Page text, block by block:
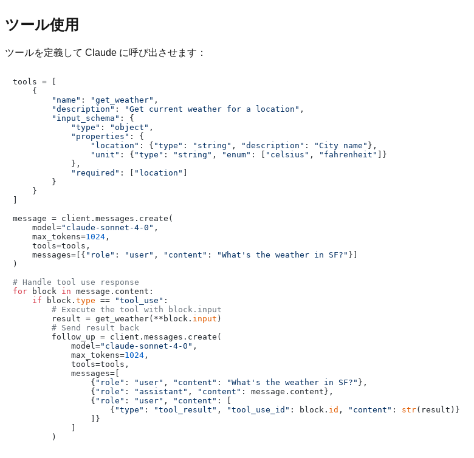
ツール使用
ツールを定義して Claude に呼び出させます：
tools = [
    {
"name" : "get_weather" ,
"description" : "Get current weather for a location" ,
"input_schema" : {
"type" : "object" ,
"properties" : {
"location" : { "type" : "string" , "description" : "City name" },
"unit" : { "type" : "string" , "enum" : [ "celsius" , "fahrenheit"
]}
            },
"required" : [ "location"
        }
    }
message = client.messages.create(
    model=
"claude-sonnet-4-0" ,
    max_tokens=
1024 ,
    tools=tools,
    messages=[{
"role" : "user" , "content" : "What's the weather in SF?" }]
)
# Handle tool use response
for block in message.content:
if block. type == "tool_use" :
# Execute the tool with block.input
        result = get_weather(**block.
input )
# Send result back
        follow_up = client.messages.create(
            model=
"claude-sonnet-4-0" ,
            max_tokens=
1024 ,
            tools=tools,
            messages=[
                {
"role" : "user" , "content" : "What's the weather in SF?" },
                {
"role" : "assistant" , "content" : message.content},
                {
"role" : "user" , "content" : [
                    {
"type" : "tool_result" , "tool_use_id" : block. id , "content" : str(result)}
                ]}